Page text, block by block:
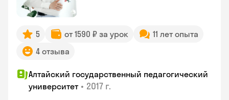
5 от 1590 ₽ за урок
11 лет опыта
4 отзыва
Алтайский государственный педагогический
университет • 2017 г.